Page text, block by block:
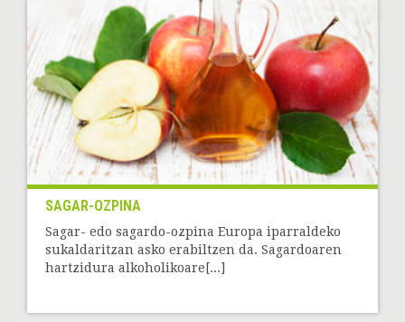
SAGAR-OZPINA
Sagar- edo sagardo-ozpina Europa iparraldeko
sukaldaritzan asko erabiltzen da. Sagardoaren
hartzidura alkoholikoare[...]